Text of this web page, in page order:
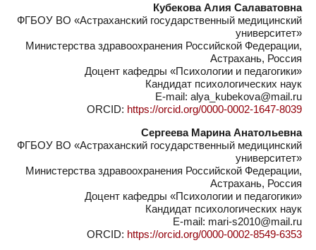
Кубекова Алия Салаватовна
ФГБОУ ВО «Астраханский государственный медицинский
университет»
Министерства здравоохранения Российской Федерации,
Астрахань, Россия
Доцент кафедры «Психологии и педагогики»
Кандидат психологических наук
E-mail: alya_kubekova@mail.ru
ORCID: https://orcid.org/0000-0002-1647-8039
Сергеева Марина Анатольевна
ФГБОУ ВО «Астраханский государственный медицинский
университет»
Министерства здравоохранения Российской Федерации,
Астрахань, Россия
Доцент кафедры «Психологии и педагогики»
Кандидат психологических наук
E-mail: mari-s2010@mail.ru
ORCID: https://orcid.org/0000-0002-8549-6353